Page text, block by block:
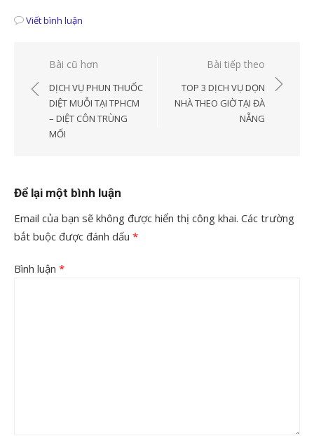
Viết bình luận
Điều
hướng
viết
Bài cũ hơn
DỊCH VỤ PHUN THUỐC
DIỆT MUỖI TẠI TPHCM
– DIỆT CÔN TRÙNG
MỐI
Bài tiếp theo
TOP 3 DỊCH VỤ DỌN
NHÀ THEO GIỜ TẠI ĐÀ
NẴNG
Để lại một bình luận
Email của bạn sẽ không được hiển thị công khai. Các trường
bắt buộc được đánh dấu *
Bình luận *